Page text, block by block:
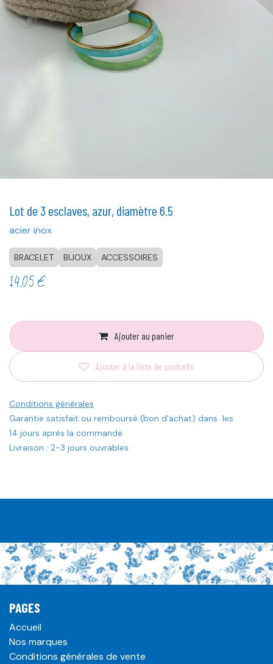
Lot de 3 esclaves, azur, diamètre 6.5
acier inox
BRACELET BIJOUX ACCESSOIRES
14,05€
Ajouter au panier
Ajouter à la liste de souhaits
Conditions générales
Garantie satisfait ou remboursé (bon d'achat) dans les
14 jours après la commande
Livraison : 2-3 jours ouvrables
PAGES
Accueil
Nos marques
Conditions générales de vente